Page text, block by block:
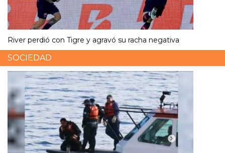
River perdió con Tigre y agravó su racha negativa
SOCIEDAD